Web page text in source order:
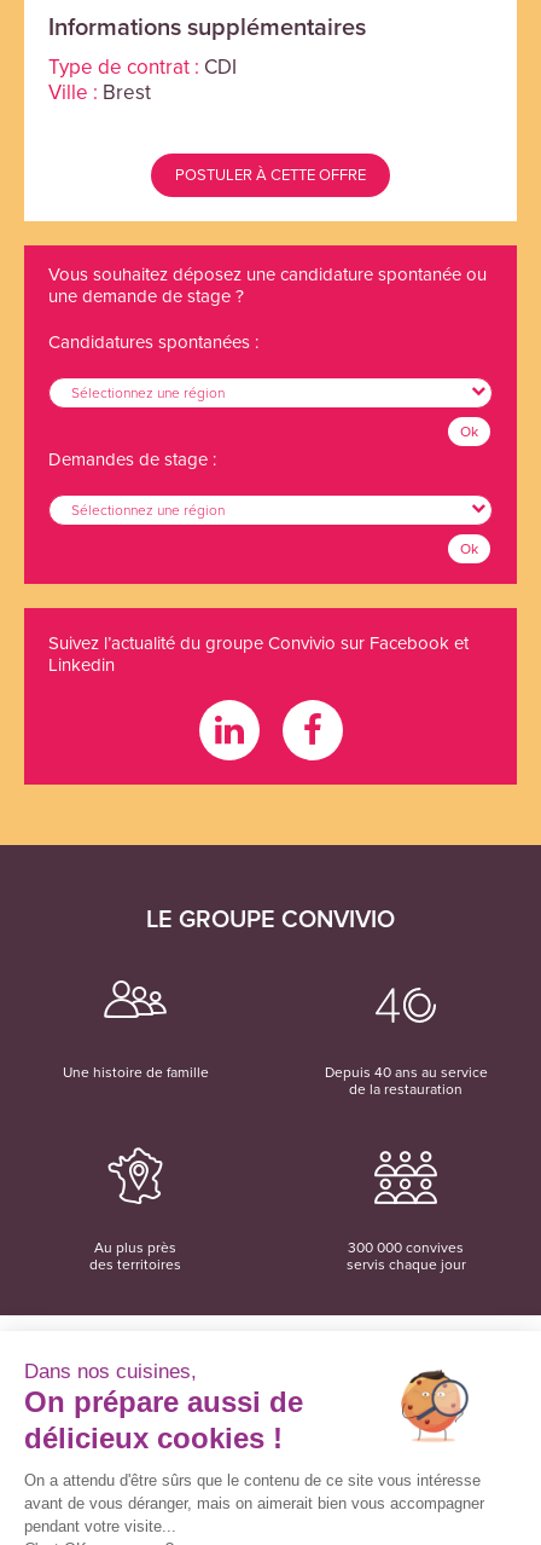
Informations supplémentaires
Type de contrat : CDI
Ville : Brest
POSTULER À CETTE OFFRE
Vous souhaitez déposez une candidature spontanée ou
une demande de stage ?
Candidatures spontanées :
Sélectionnez une région
Ok
Demandes de stage :
Sélectionnez une région
Ok
Suivez l’actualité du groupe Convivio sur Facebook et
Linkedin
LE GROUPE CONVIVIO
Une histoire de famille
Depuis 40 ans au service
de la restauration
Au plus près
des territoires
300 000 convives
servis chaque jour
Convivio
12 rue du Domaine
Convivio sur les réseaux sociaux
Dans nos cuisines,
On prépare aussi de
délicieux cookies !
On a attendu d'être sûrs que le contenu de ce site vous intéresse
avant de vous déranger, mais on aimerait bien vous accompagner
pendant votre visite...